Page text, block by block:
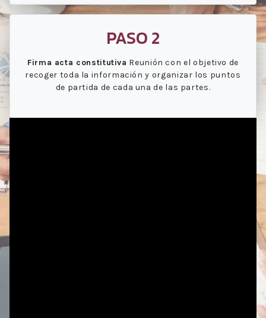
PASO 2
Firma acta constitutiva Reunión con el objetivo de
recoger toda la información y organizar los puntos
de partida de cada una de las partes.